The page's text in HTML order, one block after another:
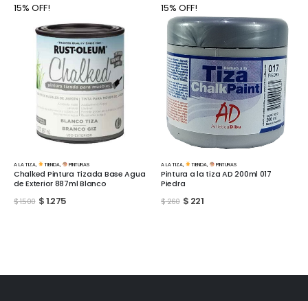
15% OFF!
A LA TIZA, TIENDA, PINTURAS
Pintura a la tiza AD 200ml 017
Piedra
$260 $221
15% OFF!
A LA TIZA, TIENDA, PINTURAS
Pintura a la tiza AD 200ml 199
Carbonilla
$260 $ 221